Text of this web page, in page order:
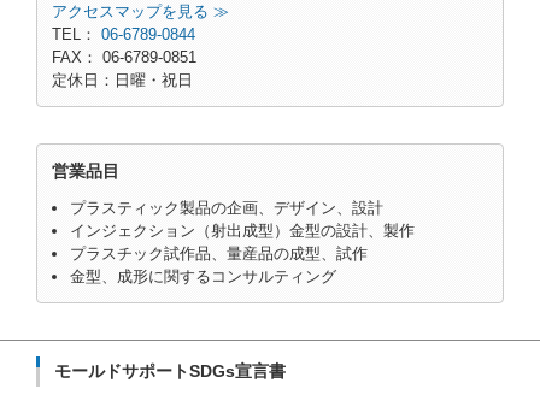
アクセスマップを見る ≫
TEL： 06-6789-0844
FAX： 06-6789-0851
定休日：日曜・祝日
営業品目
プラスティック製品の企画、デザイン、設計
インジェクション（射出成型）金型の設計、製作
プラスチック試作品、量産品の成型、試作
金型、成形に関するコンサルティング
モールドサポートSDGs宣言書